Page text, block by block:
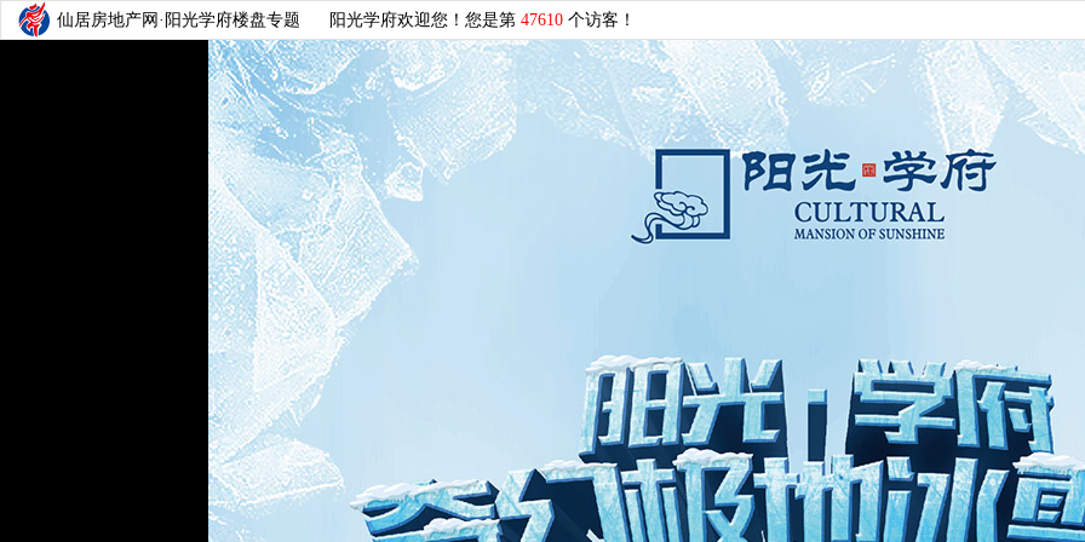
仙居房地产网·阳光学府楼盘专题 阳光学府欢迎您！您是第 47610个访客！